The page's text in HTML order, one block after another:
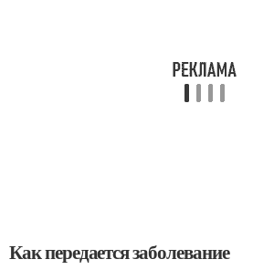
Как передается заболевание